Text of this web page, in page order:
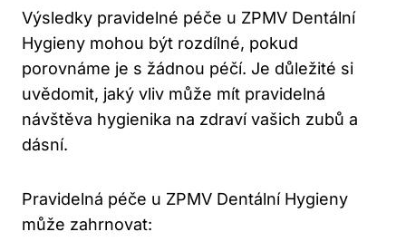
Výsledky pravidelné péče u ZPMV Dentální
Hygieny mohou být rozdílné, pokud
porovnáme je s žádnou péčí. Je důležité si
uvědomit, jaký vliv může mít pravidelná
návštěva hygienika na zdraví vašich zubů a
dásní.
Pravidelná péče u ZPMV Dentální Hygieny
může zahrnovat: